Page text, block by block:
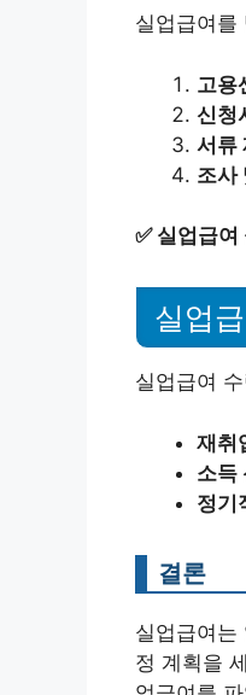
실업급여를
고용
신청
서류
조사
✅ 실업급여
실업
실업급여
재취
소득
정기
결론
실업급여는
정 계획을